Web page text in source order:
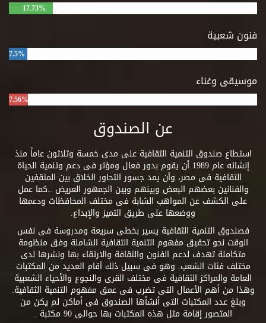
17.73%
فنون شعبية
7.5%
موسيقى وغناء
7.56%
عن الصندوق
استطاع صندوق التنمية الثقافية على مدى خمسة وثلاثون عاماً منذ
إنشائه عام 1989 أن يقوم بدور فعال ومؤثر فى دعم وتنمية الحياة
الثقافية فى مصر، وأن يمد جسور التحاور الخلاق بين المثقفين
والفنانين بعضهم البعض وبينهم وبين الجمهور العريض ..كما عمل
على الكشف عن المواهب الشابة فى مختلف المحافظات ودعمها
ووضعها على طريق التميز والإبداع.
فصندوق التنمية الثقافية يسير بخطى سريعة ومدروسة فى نفس
الوقت نحو تحقيق مفهوم التنمية الثقافية الشاملة وفق منظومة
متكاملة تهدف لدعم الفنون والثقافة والارتقاء بها ونشرها لدى
مختلف فئات الشعب. وهو فى سبيل ذلك أقام العديد من المكتبات
العامة والمراكز الثقافية فى مختلف القرى والنجوع والأحياء الشعبية
وهذا من أهم الأعمال التى تضرب فى عمق مفهوم التنمية الثقافية.
وبلغ عدد المكتبات التى أنشأها الصندوق فى أماكن لم يكن من
المتصور إقامة مثل هذه المكتبات بها حوالى 90 مكتبة .